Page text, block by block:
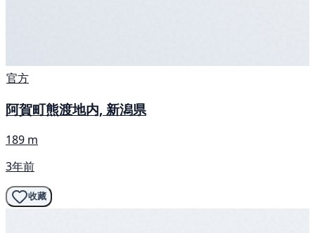
官方
阿賀町熊渡地内, 新潟県
189 m
3年前
收藏